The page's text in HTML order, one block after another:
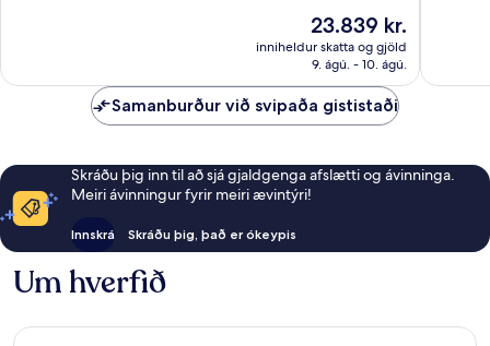
Verðið
er
23.839 kr.
23.839 kr.
inniheldur skatta og gjöld
9. ágú. - 10. ágú.
Samanburður við svipaða gististaði
Skráðu þig inn til að sjá gjaldgenga afslætti og ávinninga.
Meiri ávinningur fyrir meiri ævintýri!
Innskrá Skráðu þig, það er ókeypis
Um hverfið